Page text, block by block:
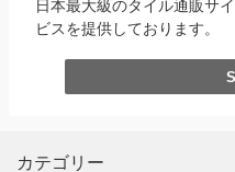
日本最大級のタイル通販サ
ビスを提供しております。
カテゴリー